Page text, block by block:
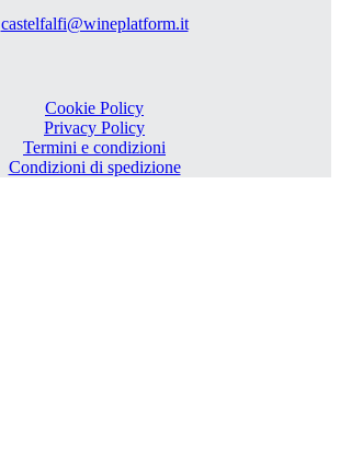
castelfalfi@wineplatform.it
Cookie Policy
Privacy Policy
Termini e condizioni
Condizioni di spedizione